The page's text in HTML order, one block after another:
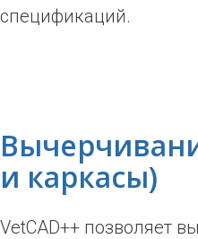
спецификаций.
и каркасы)
VetCAD++ позволяет